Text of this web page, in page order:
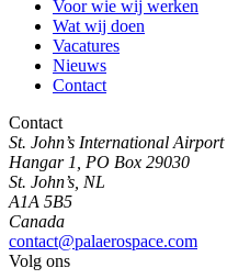
Voor wie wij werken
Wat wij doen
Vacatures
Nieuws
Contact
Contact
St. John’s International Airport
Hangar 1, PO Box 29030
St. John’s, NL
A1A 5B5
Canada
contact@palaerospace.com
Volg ons